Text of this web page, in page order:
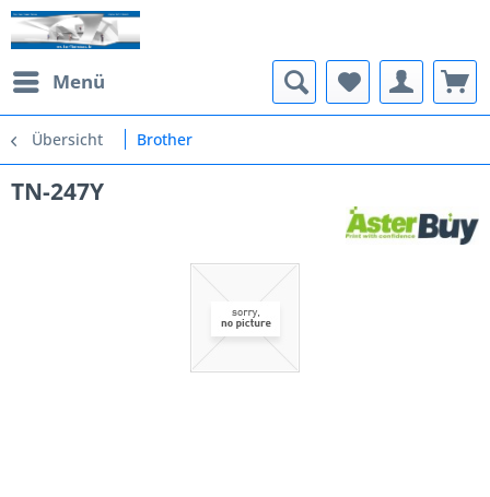
Menü
Übersicht Brother
TN-247Y